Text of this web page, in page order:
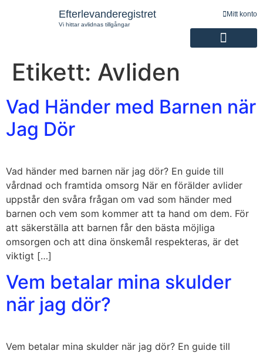
Efterlevanderegistret
Vi hittar avlidnas tillgångar
Mitt konto
Etikett: Avliden
Vad Händer med Barnen när
Jag Dör
Vad händer med barnen när jag dör? En guide till
vårdnad och framtida omsorg När en förälder avlider
uppstår den svåra frågan om vad som händer med
barnen och vem som kommer att ta hand om dem. För
att säkerställa att barnen får den bästa möjliga
omsorgen och att dina önskemål respekteras, är det
viktigt […]
Vem betalar mina skulder
när jag dör?
Vem betalar mina skulder när jag dör? En guide till